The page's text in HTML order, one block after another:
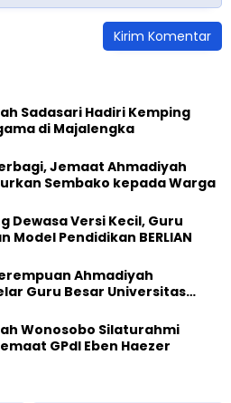
Sadasari Hadiri Kemping
di Majalengka
Jemaat Ahmadiyah
Sembako kepada Warga
Dewasa Versi Kecil, Guru
Model Pendidikan BERLIAN
Ahmadiyah
Guru Besar Universitas
Wonosobo Silaturahmi
GPdI Eben Haezer